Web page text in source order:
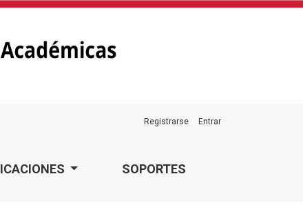
SOPORTES
Registrarse Entrar